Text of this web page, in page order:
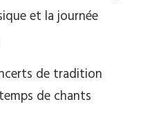
et la journée
de tradition
de chants